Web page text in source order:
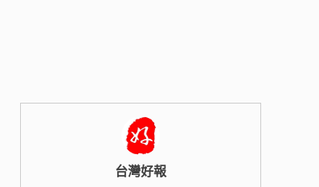
台灣好報